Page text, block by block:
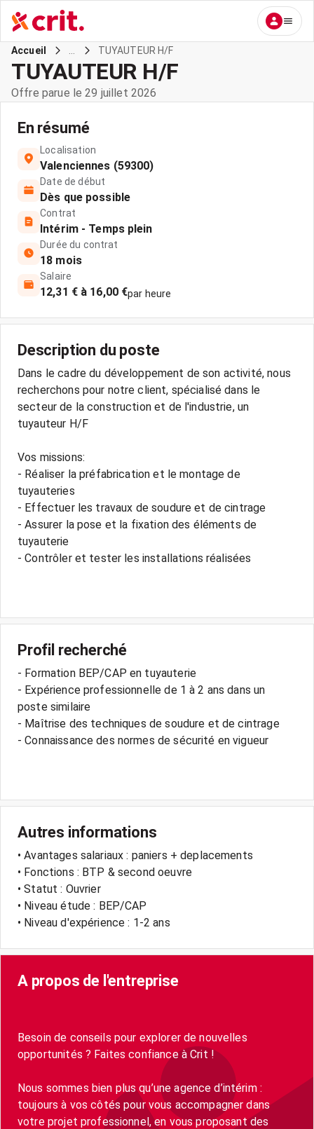
Accueil TUYAUTEUR H/F
TUYAUTEUR H/F
Offre parue le 29 juillet 2026
En résumé
Localisation
Valenciennes (59300)
Date de début
Dès que possible
Contrat
Intérim - Temps plein
Durée du contrat
18 mois
Salaire
12,31 € à 16,00 €par heure
Description du poste
Dans le cadre du développement de son activité, nous
recherchons pour notre client, spécialisé dans le
secteur de la construction et de l'industrie, un
tuyauteur H/F
Vos missions:
- Réaliser la préfabrication et le montage de
tuyauteries
- Effectuer les travaux de soudure et de cintrage
- Assurer la pose et la fixation des éléments de
tuyauterie
- Contrôler et tester les installations réalisées
Profil recherché
- Formation BEP/CAP en tuyauterie
- Expérience professionnelle de 1 à 2 ans dans un
poste similaire
- Maîtrise des techniques de soudure et de cintrage
- Connaissance des normes de sécurité en vigueur
Autres informations
• Avantages salariaux : paniers + deplacements
• Fonctions : BTP & second oeuvre
• Statut : Ouvrier
• Niveau étude : BEP/CAP
• Niveau d'expérience : 1-2 ans
A propos de l'entreprise
Besoin de conseils pour explorer de nouvelles
opportunités ? Faites confiance à Crit !
Nous sommes bien plus qu’une agence d’intérim :
toujours à vos côtés pour vous accompagner dans
votre projet professionnel, en vous proposant des